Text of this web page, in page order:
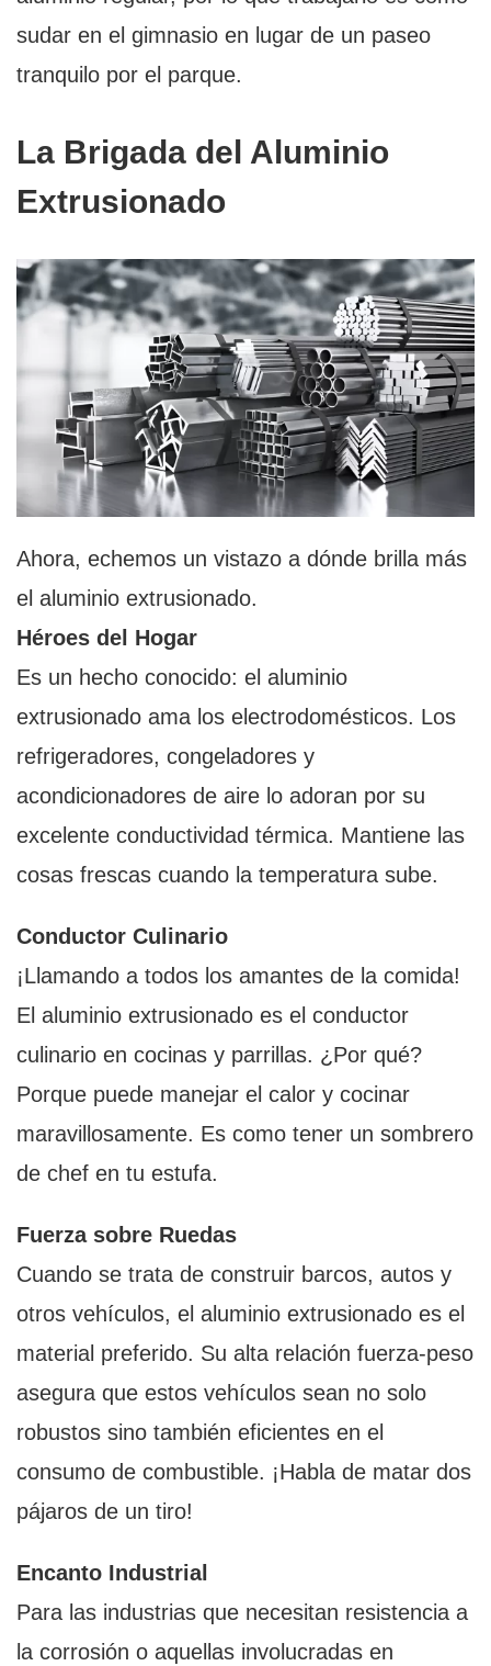
sudar en el gimnasio en lugar de un paseo
tranquilo por el parque.
La Brigada del Aluminio
Extrusionado
Ahora, echemos un vistazo a dónde brilla más
el aluminio extrusionado.
Héroes del Hogar
Es un hecho conocido: el aluminio
extrusionado ama los electrodomésticos. Los
refrigeradores, congeladores y
acondicionadores de aire lo adoran por su
excelente conductividad térmica. Mantiene las
cosas frescas cuando la temperatura sube.
Conductor Culinario
¡Llamando a todos los amantes de la comida!
El aluminio extrusionado es el conductor
culinario en cocinas y parrillas. ¿Por qué?
Porque puede manejar el calor y cocinar
maravillosamente. Es como tener un sombrero
de chef en tu estufa.
Fuerza sobre Ruedas
Cuando se trata de construir barcos, autos y
otros vehículos, el aluminio extrusionado es el
material preferido. Su alta relación fuerza-peso
asegura que estos vehículos sean no solo
robustos sino también eficientes en el
consumo de combustible. ¡Habla de matar dos
pájaros de un tiro!
Encanto Industrial
Para las industrias que necesitan resistencia a
la corrosión o aquellas involucradas en